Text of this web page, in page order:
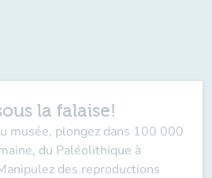
la falaise!
musée, plongez dans 100 000
du Paléolithique à
des reproductions